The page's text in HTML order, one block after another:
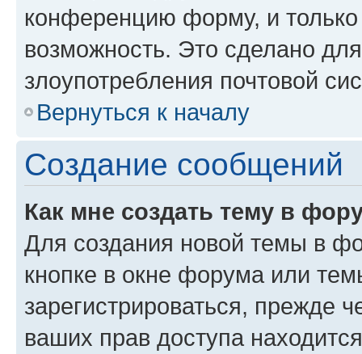
конференцию форму, и
возможность. Это сделано
злоупотребления почтовой
Вернуться к началу
Создание сообщений
Как мне создать тему в
Для создания новой темы в
кнопке в окне форума или
зарегистрироваться, прежде
ваших прав доступа